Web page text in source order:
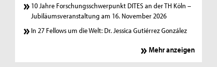
10 Jahre Forschungsschwerpunkt DITES an der TH Köln –
Jubiläumsveranstaltung am 16. November 2026
In 27 Fellows um die Welt: Dr. Jessica Gutiérrez González
Mehr anzeigen